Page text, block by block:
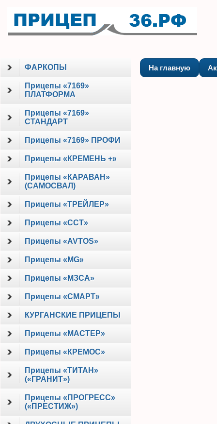
На главную
ФАРКОПЫ
Прицепы «7169»
ПЛАТФОРМА
Прицепы «7169»
СТАНДАРТ
Прицепы «7169» ПРОФИ
Прицепы «КРЕМЕНЬ +»
Прицепы «КАРАВАН»
(САМОСВАЛ)
Прицепы «ТРЕЙЛЕР»
Прицепы «ССТ»
Прицепы «AVTOS»
Прицепы «MG»
Прицепы «МЗСА»
Прицепы «СМАРТ»
КУРГАНСКИЕ ПРИЦЕПЫ
Прицепы «МАСТЕР»
Прицепы «КРЕМОС»
Прицепы «ТИТАН»
(«ГРАНИТ»)
Прицепы «ПРОГРЕСС»
(«ПРЕСТИЖ»)